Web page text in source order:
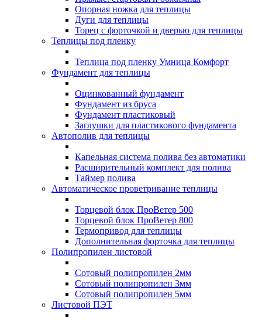
Опорная ножка для теплицы
Дуги для теплицы
Торец с форточкой и дверью для теплицы
Теплицы под пленку
Теплица под пленку Умница Комфорт
Фундамент для теплицы
Оцинкованный фундамент
Фундамент из бруса
Фундамент пластиковый
Заглушки для пластикового фундамента
Автополив для теплицы
Капельная система полива без автоматики
Расширительный комплект для полива
Таймер полива
Автоматическое проветривание теплицы
Торцевой блок ПроВетер 500
Торцевой блок ПроВетер 800
Термопривод для теплицы
Дополнительная форточка для теплицы
Полипропилен листовой
Сотовый полипропилен 2мм
Сотовый полипропилен 3мм
Сотовый полипропилен 5мм
Листовой ПЭТ